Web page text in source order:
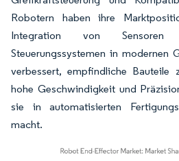
Robotern haben ihre
Integration von Sensoren
Steuerungssystemen in modernen
verbessert, empfindliche Bauteile
hohe Geschwindigkeit und
sie in automatisierten
macht.